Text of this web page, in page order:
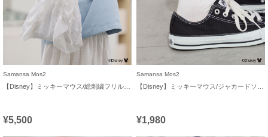
Samansa Mos2
¥5,500
Samansa Mos2
¥1,980